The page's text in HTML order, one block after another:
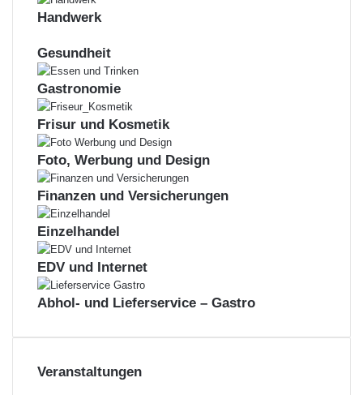
Handwerk
Gesundheit
Gastronomie
Frisur und Kosmetik
Foto, Werbung und Design
Finanzen und Versicherungen
Einzelhandel
EDV und Internet
Abhol- und Lieferservice – Gastro
Veranstaltungen